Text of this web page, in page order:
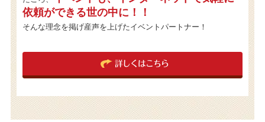
依頼ができる世の中に！！
そんな理念を掲げ産声を上げたイベントパートナー！
詳しくはこちら